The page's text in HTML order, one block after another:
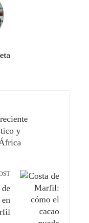
y